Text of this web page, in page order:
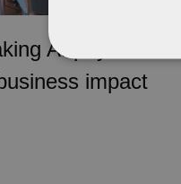
AI pay off –
impact